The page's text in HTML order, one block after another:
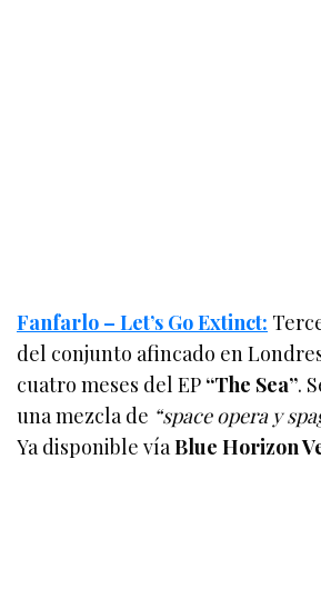
Fanfarlo – Let’s Go Extinct:
del conjunto afincado en
cuatro meses del EP “The Sea”.
una mezcla de “space opera y
Ya disponible víaBlue Horizon